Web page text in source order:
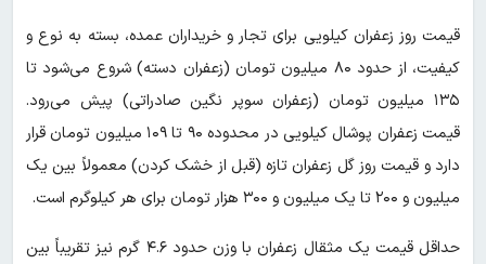
قیمت روز زعفران کیلویی برای تجار و خریداران عمده، بسته به نوع و
کیفیت، از حدود ۸۰ میلیون تومان (زعفران دسته) شروع می‌شود تا
۱۳۵ میلیون تومان (زعفران سوپر نگین صادراتی) پیش می‌رود.
قیمت زعفران پوشال کیلویی در محدوده ۹۰ تا ۱۰۹ میلیون تومان قرار
دارد و قیمت روز گل زعفران تازه (قبل از خشک کردن) معمولاً بین یک
میلیون و ۲۰۰ تا یک میلیون و ۳۰۰ هزار تومان برای هر کیلوگرم است.
حداقل قیمت یک مثقال زعفران با وزن حدود ۴.۶ گرم نیز تقریباً بین